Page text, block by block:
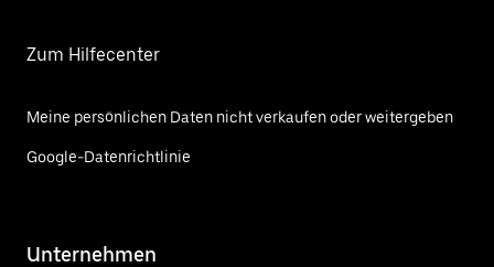
Zum Hilfecenter
Meine persönlichen Daten nicht verkaufen oder weitergeben
Google-Datenrichtlinie
Unternehmen